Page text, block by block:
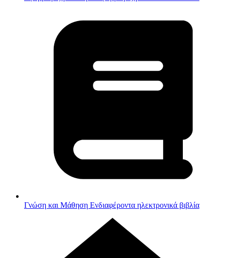
Γνώση και Μάθηση Ενδιαφέροντα ηλεκτρονικά βιβλία